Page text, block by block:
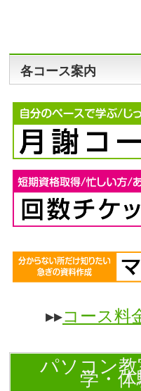
各コース案内
▸▸コース料
パソコン
学・